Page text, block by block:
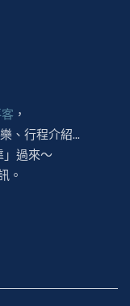
，
、行程介紹...
」過來～
。